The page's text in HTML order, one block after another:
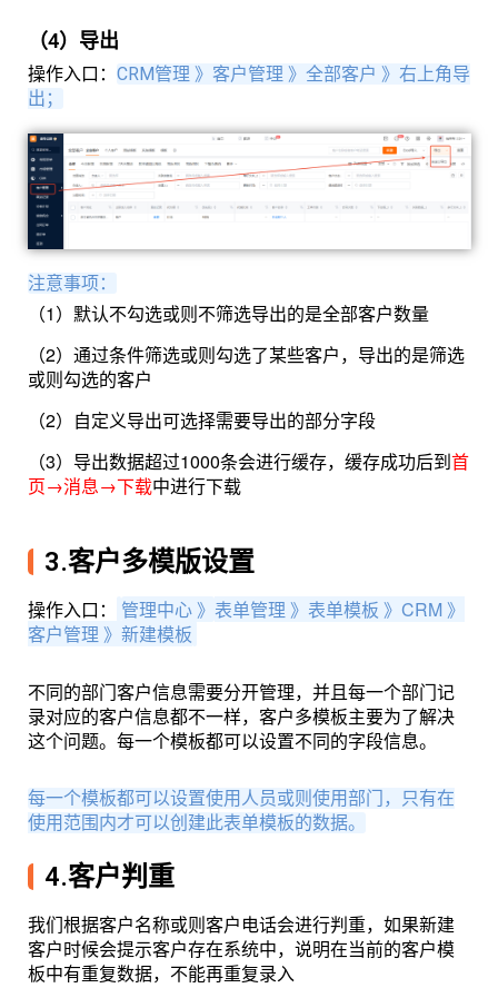
（4）导出
操作入口： CRM管理 》客户管理 》全部客户 》右上角导
出；
注意事项：
（1）默认不勾选或则不筛选导出的是全部客户数量
（2）通过条件筛选或则勾选了某些客户，导出的是筛选
或则勾选的客户
（2）自定义导出可选择需要导出的部分字段
（3）导出数据超过1000条会进行缓存，缓存成功后到首
页→消息→下载中进行下载
3.客户多模版设置
操作入口： 管理中心 》 表单管理 》 表单模板 》CRM 》
客户管理 》新建模板
不同的部门客户信息需要分开管理，并且每一个部门记
录对应的客户信息都不一样，客户多模板主要为了解决
这个问题。每一个模板都可以设置不同的字段信息。
每一个模板都可以设置使用人员或则使用部门，只有在
使用范围内才可以创建此表单模板的数据。
4.客户判重
我们根据客户名称或则客户电话会进行判重，如果新建
客户时候会提示客户存在系统中，说明在当前的客户模
板中有重复数据，不能再重复录入